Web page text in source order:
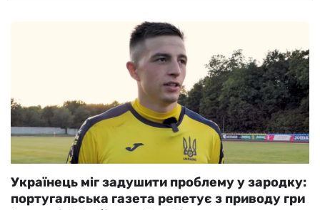
Українець міг задушити проблему у зародку:
португальська газета репетує з приводу гри